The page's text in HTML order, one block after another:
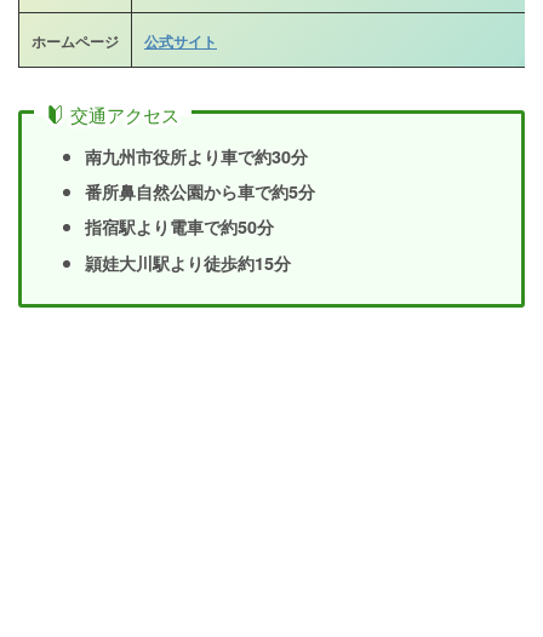
ホームページ 公式サイト
交通アクセス
南九州市役所より車で約30分
番所鼻自然公園から車で約5分
指宿駅より電車で約50分
頴娃大川駅より徒歩約15分